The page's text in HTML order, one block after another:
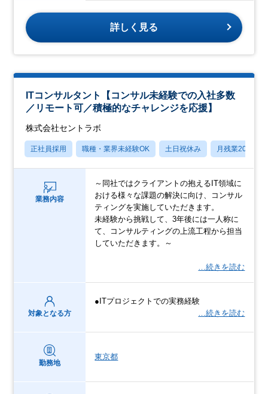
詳しく見る
ITコンサルタント【コンサル未経験での入社多数
／リモート可／積極的なチャレンジを応援】
株式会社セントラボ
正社員採用 職種・業界未経験OK 土日祝休み 月残業20時間
業務内容
～同社ではクライアントの抱えるIT領域に
おける様々な課題の解決に向け、コンサル
ティングを実施していただきます。
未経験から挑戦して、3年後には一人称に
て、コンサルティングの上流工程から担当
していただきます。～
…続きを読む
対象となる方
●ITプロジェクトでの実務経験
…続きを読む
勤務地
東京都